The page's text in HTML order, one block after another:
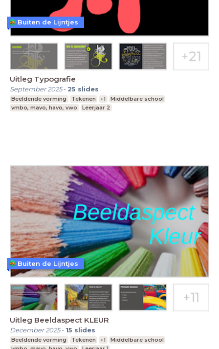
Uitleg Typografie
September 2025- 25 slides
Beeldende vorming Tekenen +1
Middelbare school
vmbo, mavo, havo, vwo
Leerjaar 2
Buiten de Lijntjes
Uitleg Beeldaspect KLEUR
December 2025- 15 slides
Beeldende vorming Tekenen +1
Middelbare school
Buiten de Lijntjes